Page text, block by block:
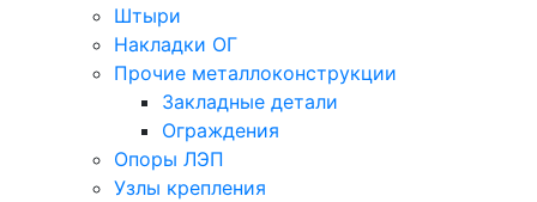
Штыри
Накладки ОГ
Прочие металлоконструкции
Закладные детали
Ограждения
Опоры ЛЭП
Узлы крепления